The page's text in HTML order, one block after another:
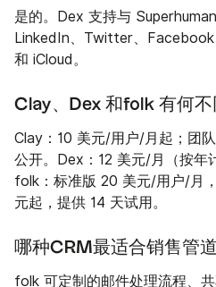
是的。Dex 支持与
LinkedIn、Twitter、Facebook
和 iCloud。
Clay、Dex 和folk 有何不
Clay：10 美元/用户/月起；团
公开。Dex：12 美元/月（按年
folk：标准版 20 美元/用户/月
元起，提供 14 天试用。
哪种CRM最适合销售管
folk 可定制的邮件处理流程、